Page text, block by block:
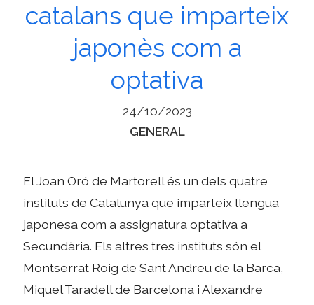
catalans que imparteix
japonès com a
optativa
24/10/2023
Categories
GENERAL
El Joan Oró de Martorell és un dels quatre
instituts de Catalunya que imparteix llengua
japonesa com a assignatura optativa a
Secundària. Els altres tres instituts són el
Montserrat Roig de Sant Andreu de la Barca,
Miquel Taradell de Barcelona i Alexandre